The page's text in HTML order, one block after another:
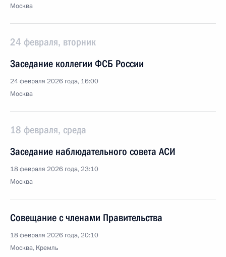
Москва
24 февраля, вторник
Заседание коллегии ФСБ России
24 февраля 2026 года, 16:00
Москва
18 февраля, среда
Заседание наблюдательного совета АСИ
18 февраля 2026 года, 23:10
Москва
Совещание с членами Правительства
18 февраля 2026 года, 20:10
Москва, Кремль